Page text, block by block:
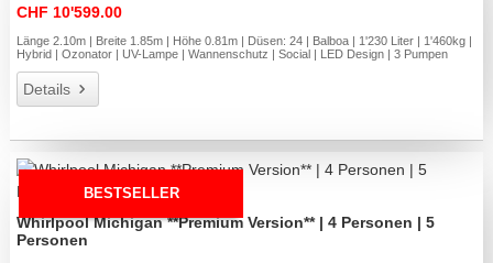
CHF 10'599.00
Länge 2.10m | Breite 1.85m | Höhe 0.81m | Düsen: 24 | Balboa | 1'230 Liter | 1'460kg |
Hybrid | Ozonator | UV-Lampe | Wannenschutz | Social | LED Design | 3 Pumpen
Details
BESTSELLER
Whirlpool Michigan **Premium Version** | 4 Personen | 5
Personen